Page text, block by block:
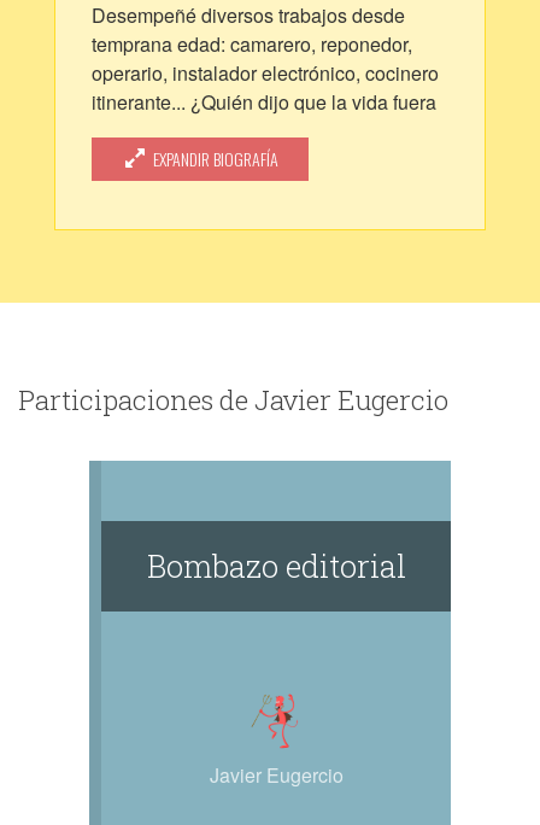
Desempeñé diversos trabajos desde
temprana edad: camarero, reponedor,
operario, instalador electrónico, cocinero
itinerante... ¿Quién dijo que la vida fuera
una línea recta? Al final, las idas y
venidas me ayudaron a descubrir mi
verdadera vocación: la narrativa.
Soy un tipo inofensivo, pero la invención
se titula «Terrorhome», una grotesca
relatos cortos y microficción; te animo a
EXPANDIR BIOGRAFÍA
Participaciones de Javier Eugercio
Bombazo editorial
Javier Eugercio